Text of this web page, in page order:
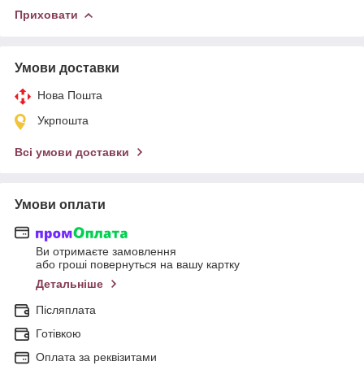
Приховати
Умови доставки
Нова Пошта
Укрпошта
Всі умови доставки
Умови оплати
Ви отримаєте замовлення
або гроші повернуться на вашу картку
Детальніше
Післяплата
Готівкою
Оплата за реквізитами